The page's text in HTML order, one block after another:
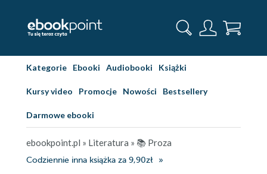
Kategorie Ebooki Audiobooki Książki
Kursy video Promocje Nowości Bestsellery
Darmowe ebooki
ebookpoint.pl » Literatura » 📚 Proza
Codziennie inna książka za 9,90zł